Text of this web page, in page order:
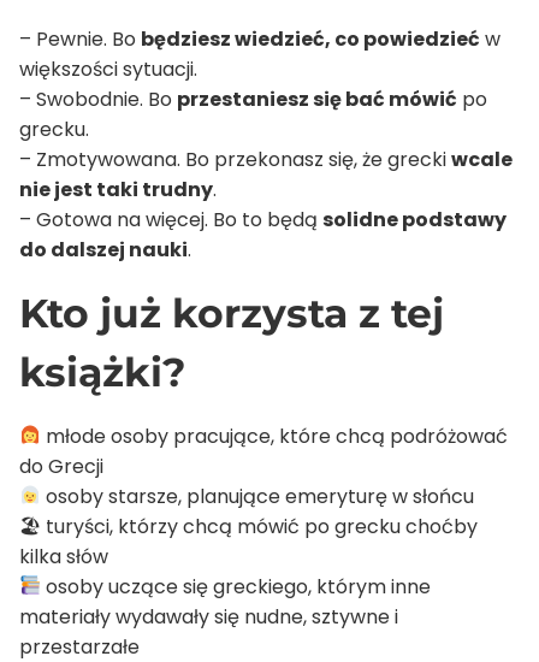
– Pewnie. Bo będziesz wiedzieć, co powiedzieć w
większości sytuacji.
– Swobodnie. Bo przestaniesz się bać mówić po
grecku.
– Zmotywowana. Bo przekonasz się, że greckiwcale
nie jest taki trudny.
– Gotowa na więcej. Bo to będą solidne podstawy
do dalszej nauki.
Kto już korzysta z tej
książki?
młode osoby pracujące, które chcą podróżować
do Grecji
osoby starsze, planujące emeryturę w słońcu
🏖 turyści, którzy chcą mówić po grecku choćby
kilka słów
osoby uczące się greckiego, którym inne
materiały wydawały się nudne, sztywne i
przestarzałe